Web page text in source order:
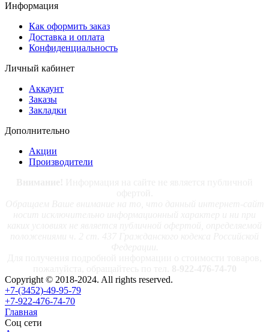
Информация
Как оформить заказ
Доставка и оплата
Конфиденциальность
Личный кабинет
Аккаунт
Заказы
Закладки
Дополнительно
Акции
Производители
Copyright © 2018-2024. All rights reserved.
+7-(3452)-49-95-79
+7-922-476-74-70
Главная
Соц сети